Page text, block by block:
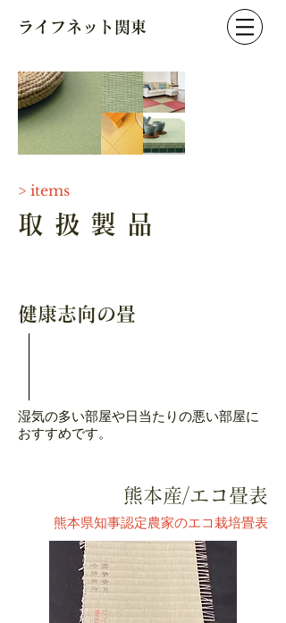
ライフネット関東
取扱製品
> items
熊本産/エコ畳表
熊本県知事認定農家のエコ栽培畳表
健康志向の畳
湿気の多い部屋や日当たりの悪い部屋に
おすすめです。